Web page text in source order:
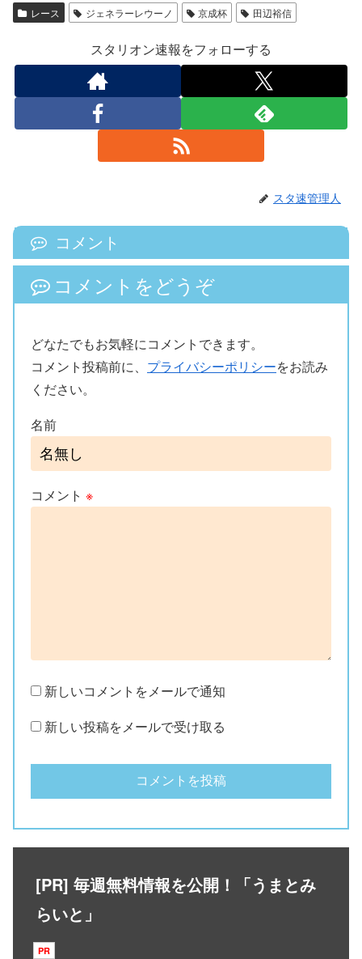
レース ジェネラーレウーノ 京成杯 田辺裕信
スタリオン速報をフォローする
スタ速管理人
コメント
コメントをどうぞ
どなたでもお気軽にコメントできます。
コメント投稿前に、 プライバシーポリシーをお読み
ください。
名前
コメント ※
新しいコメントをメールで通知
新しい投稿をメールで受け取る
[PR] 毎週無料情報を公開！「うまとみ
らいと」